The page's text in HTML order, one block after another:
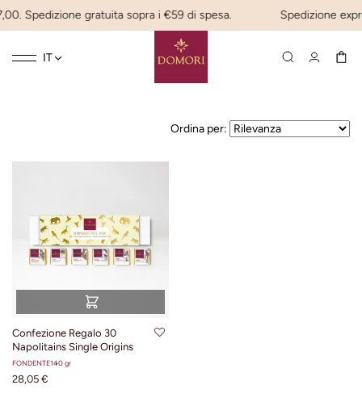
Spedizione gratuita sopra i €59 di spesa. Spedizione
Toggle
☰ IT
Ordina per:
Confezione Regalo 30
Napolitains Single Origins
FONDENTE140 gr
28,05 €